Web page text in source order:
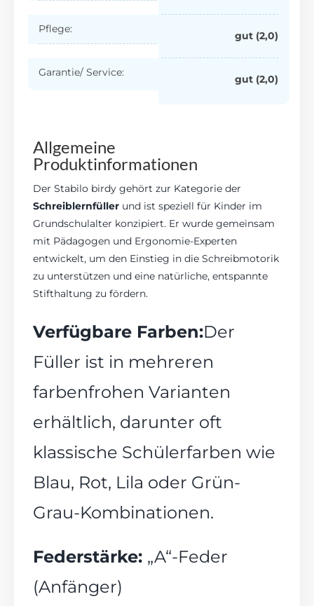
Pflege:
gut (2,0)
Garantie/ Service:
gut (2,0)
Allgemeine
Produktinformationen
Der Stabilo birdy gehört zur Kategorie der
Schreiblernfüller und ist speziell für Kinder im
Grundschulalter konzipiert. Er wurde gemeinsam
mit Pädagogen und Ergonomie-Experten
entwickelt, um den Einstieg in die Schreibmotorik
zu unterstützen und eine natürliche, entspannte
Stifthaltung zu fördern.
Verfügbare Farben:Der
Füller ist in mehreren
farbenfrohen Varianten
erhältlich, darunter oft
klassische Schülerfarben wie
Blau, Rot, Lila oder Grün-
Grau-Kombinationen.
Federstärke: „A“-Feder
(Anfänger)